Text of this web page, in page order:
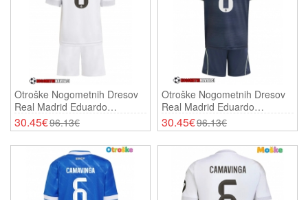
Otroške Nogometnih Dresov
Real Madrid Eduardo
Camavinga #6 Domači 2025-
26 Kratki Rokavi (+ Hlače)
30.45€96.13€
Otroške Nogometnih Dresov
Real Madrid Eduardo
Camavinga #6 Gostujoči
2025-26 Kratki Rokavi (+
Hlače)
30.45€96.13€